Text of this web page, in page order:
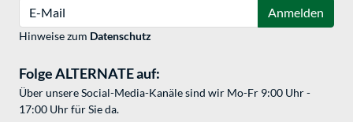
Anmelden
Hinweise zum Datenschutz
Folge ALTERNATE auf:
Über unsere Social-Media-Kanäle sind wir Mo-Fr 9:00 Uhr -
17:00 Uhr für Sie da.